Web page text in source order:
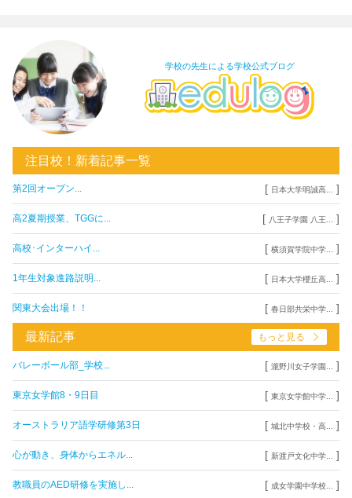
学校の先生による学校公式ブログ
注目校！新着記事一覧
第2回オープン... [ 日本大学明誠高... ]
高2夏期授業、TGGに... [ 八王子学園 八王... ]
高校･インターハイ... [ 横須賀学院中学... ]
1年生対象進路説明... [ 日本大学櫻丘高... ]
関東大会出場！！ [ 春日部共栄中学... ]
最新記事 もっと見る
バレーボール部_学校... [ 瀧野川女子学園... ]
東京女学館8・9日目 [ 東京女学館中学... ]
オーストラリア語学研修第3日 [ 城北中学校・高... ]
心が動き、身体からエネル... [ 新渡戸文化中学... ]
教職員のAED研修を実施し... [ 成女学園中学校... ]